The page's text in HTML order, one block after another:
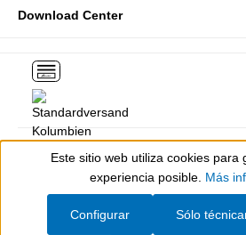
Download Center
Show toolbar
Este sitio web utiliza cookies para
experiencia posible. Más
Sólo
Configurar